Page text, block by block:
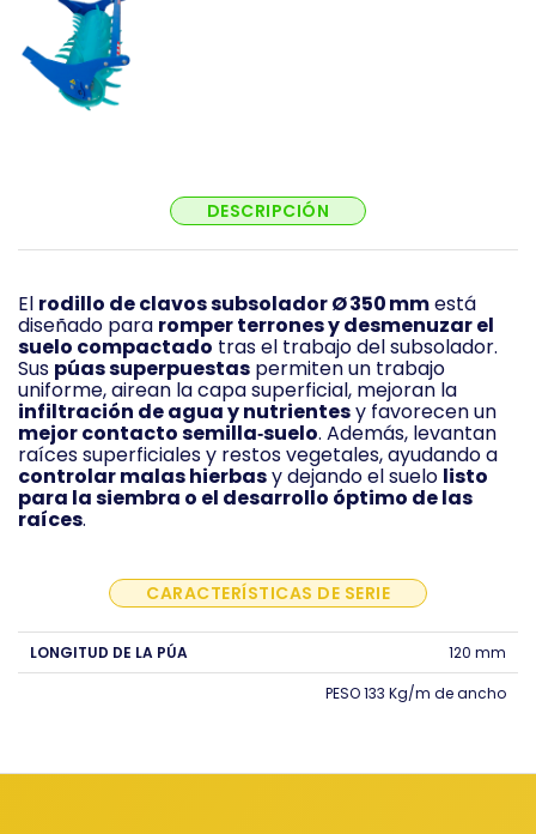
DESCRIPCIÓN
El rodillo de clavos subsolador Ø 350 mmestá
diseñado para romper terrones y desmenuzar el
suelo compactado tras el trabajo del subsolador.
Sus púas superpuestas permiten un trabajo
uniforme, airean la capa superficial, mejoran la
infiltración de agua y nutrientesy favorecen un
mejor contacto semilla‑suelo. Además, levantan
raíces superficiales y restos vegetales, ayudando a
controlar malas hierbasy dejando el suelo listo
para la siembra o el desarrollo óptimo de las
raíces.
CARACTERÍSTICAS DE SERIE
LONGITUD DE LA PÚA
120 mm
PESO 133 Kg/m de ancho